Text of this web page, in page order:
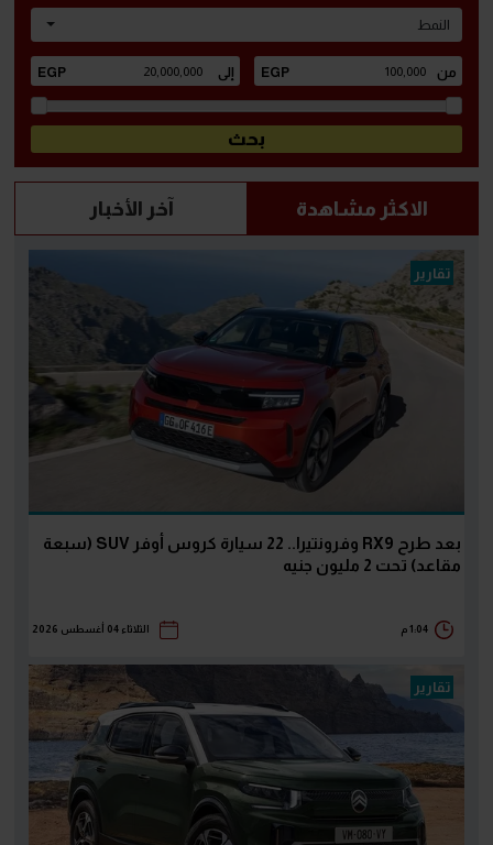
النمط
الاكثر مشاهدة آخر الأخبار
تقارير
بعد طرح RX9 وفرونتيرا.. 22 سيارة كروس أوفر SUV (سبعة
مقاعد) تحت 2 مليون جنيه
1:04 م الثلاثاء 04 أغسطس 2026
تقارير